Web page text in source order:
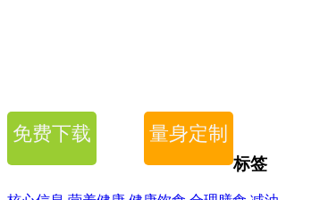
免费下载 量身定制
标签